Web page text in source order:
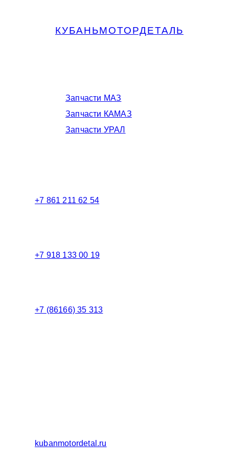
КУБАНЬМОТОРДЕТАЛЬ
Запчасти МАЗ
Запчасти КАМАЗ
Запчасти УРАЛ
+7 861 211 62 54
+7 918 133 00 19
+7 (86166) 35 313
kubanmotordetal.ru